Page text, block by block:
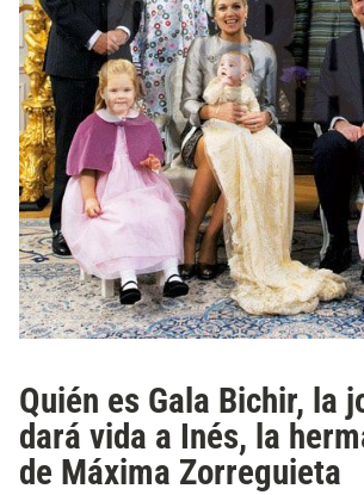
Quién es Gala Bichir, la
dará vida a Inés, la
de Máxima Zorreguieta